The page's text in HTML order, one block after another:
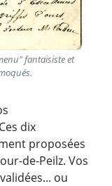
fantaisiste et
dix
proposées
de-Peilz. Vos
ou